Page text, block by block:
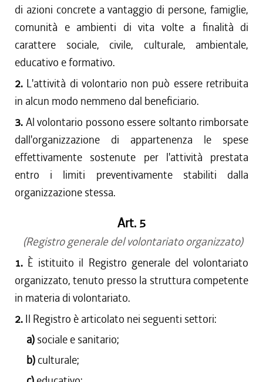
di azioni concrete a vantaggio di persone, famiglie,
comunità e ambienti di vita volte a finalità di
carattere sociale, civile, culturale, ambientale,
educativo e formativo.
2. L'attività di volontario non può essere retribuita
in alcun modo nemmeno dal beneficiario.
3. Al volontario possono essere soltanto rimborsate
dall'organizzazione di appartenenza le spese
effettivamente sostenute per l'attività prestata
entro i limiti preventivamente stabiliti dalla
organizzazione stessa.
Art. 5
(Registro generale del volontariato organizzato)
1. È istituito il Registro generale del volontariato
organizzato, tenuto presso la struttura competente
in materia di volontariato.
2. Il Registro è articolato nei seguenti settori:
a) sociale e sanitario;
b) culturale;